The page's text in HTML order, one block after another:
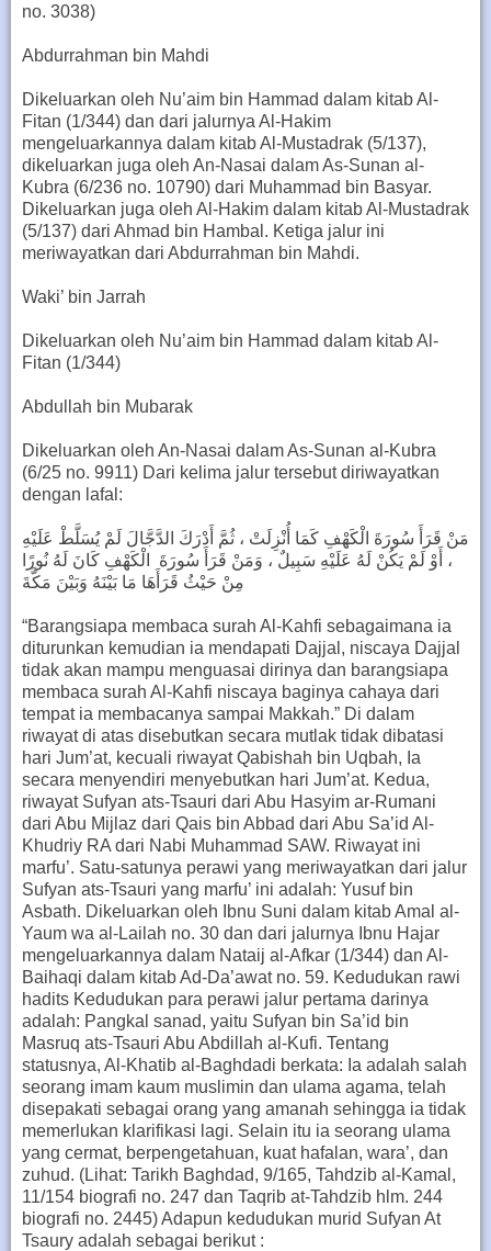
no. 3038)
Abdurrahman bin Mahdi
Dikeluarkan oleh Nu’aim bin Hammad dalam kitab Al-
Fitan (1/344) dan dari jalurnya Al-Hakim
mengeluarkannya dalam kitab Al-Mustadrak (5/137),
dikeluarkan juga oleh An-Nasai dalam As-Sunan al-
Kubra (6/236 no. 10790) dari Muhammad bin Basyar.
Dikeluarkan juga oleh Al-Hakim dalam kitab Al-Mustadrak
(5/137) dari Ahmad bin Hambal. Ketiga jalur ini
meriwayatkan dari Abdurrahman bin Mahdi.
Waki’ bin Jarrah
Dikeluarkan oleh Nu’aim bin Hammad dalam kitab Al-
Fitan (1/344)
Abdullah bin Mubarak
Dikeluarkan oleh An-Nasai dalam As-Sunan al-Kubra
(6/25 no. 9911) Dari kelima jalur tersebut diriwayatkan
dengan lafal:
مَنْ قَرَأَ سُورَةَ الْكَهْفِ كَمَا أُنْزِلَتْ ، ثُمَّ أَدْرَكَ الدَّجَّالَ لَمْ يُسَلَّطْ عَلَيْهِ
، أَوْ لَمْ يَكُنْ لَهُ عَلَيْهِ سَبِيلٌ ، وَمَنْ قَرَأَ سُورَةَ الْكَهْفِ كَانَ لَهُ نُورًا
مِنْ حَيْثُ قَرَأَهَا مَا بَيْنَهُ وَبَيْنَ مَكَّةَ
“Barangsiapa membaca surah Al-Kahfi sebagaimana ia
diturunkan kemudian ia mendapati Dajjal, niscaya Dajjal
tidak akan mampu menguasai dirinya dan barangsiapa
membaca surah Al-Kahfi niscaya baginya cahaya dari
tempat ia membacanya sampai Makkah.” Di dalam
riwayat di atas disebutkan secara mutlak tidak dibatasi
hari Jum’at, kecuali riwayat Qabishah bin Uqbah, Ia
secara menyendiri menyebutkan hari Jum’at. Kedua,
riwayat Sufyan ats-Tsauri dari Abu Hasyim ar-Rumani
dari Abu Mijlaz dari Qais bin Abbad dari Abu Sa’id Al-
Khudriy RA dari Nabi Muhammad SAW. Riwayat ini
marfu’. Satu-satunya perawi yang meriwayatkan dari jalur
Sufyan ats-Tsauri yang marfu’ ini adalah: Yusuf bin
Asbath. Dikeluarkan oleh Ibnu Suni dalam kitab Amal al-
Yaum wa al-Lailah no. 30 dan dari jalurnya Ibnu Hajar
mengeluarkannya dalam Nataij al-Afkar (1/344) dan Al-
Baihaqi dalam kitab Ad-Da’awat no. 59. Kedudukan rawi
hadits Kedudukan para perawi jalur pertama darinya
adalah: Pangkal sanad, yaitu Sufyan bin Sa’id bin
Masruq ats-Tsauri Abu Abdillah al-Kufi. Tentang
statusnya, Al-Khatib al-Baghdadi berkata: Ia adalah salah
seorang imam kaum muslimin dan ulama agama, telah
disepakati sebagai orang yang amanah sehingga ia tidak
memerlukan klarifikasi lagi. Selain itu ia seorang ulama
yang cermat, berpengetahuan, kuat hafalan, wara’, dan
zuhud. (Lihat: Tarikh Baghdad, 9/165, Tahdzib al-Kamal,
11/154 biografi no. 247 dan Taqrib at-Tahdzib hlm. 244
biografi no. 2445) Adapun kedudukan murid Sufyan At
Tsaury adalah sebagai berikut :